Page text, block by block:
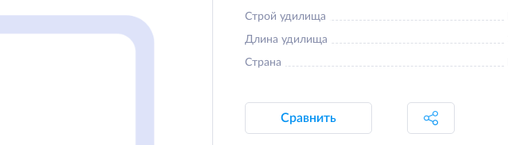
Строй удилища
Длина удилища
Страна
Сравнить